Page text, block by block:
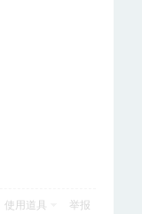
使用道具 举报